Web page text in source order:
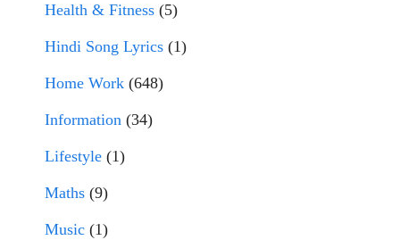
Health & Fitness (5)
Hindi Song Lyrics (1)
Home Work (648)
Information (34)
Lifestyle (1)
Maths (9)
Music (1)